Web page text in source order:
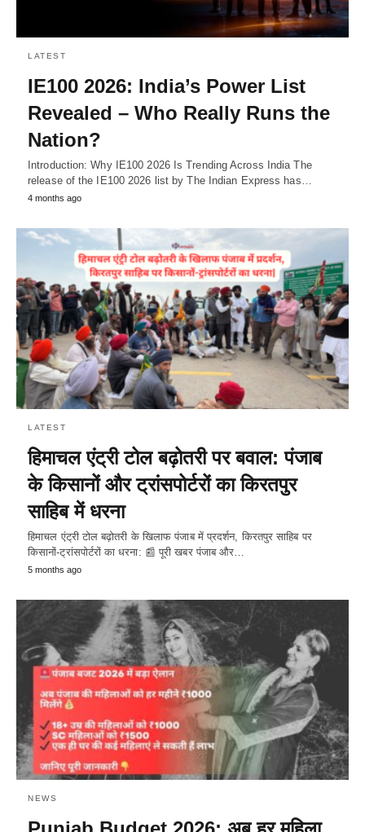
LATEST
IE100 2026: India’s Power List
Revealed – Who Really Runs the
Nation?
Introduction: Why IE100 2026 Is Trending Across India The
release of the IE100 2026 list by The Indian Express has…
4 months ago
LATEST
हिमाचल एंट्री टोल बढ़ोतरी पर बवाल: पंजाब
के किसानों और ट्रांसपोर्टरों का किरतपुर
साहिब में धरना
हिमाचल एंट्री टोल बढ़ोतरी के खिलाफ पंजाब में प्रदर्शन, किरतपुर साहिब पर
किसानों-ट्रांसपोर्टरों का धरना: 📰 पूरी खबर पंजाब और…
5 months ago
NEWS